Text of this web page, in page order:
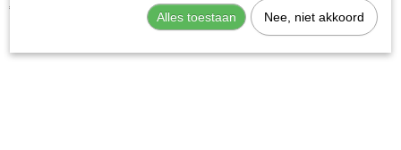
€ 3,01
Alles toestaan Nee, niet akkoord